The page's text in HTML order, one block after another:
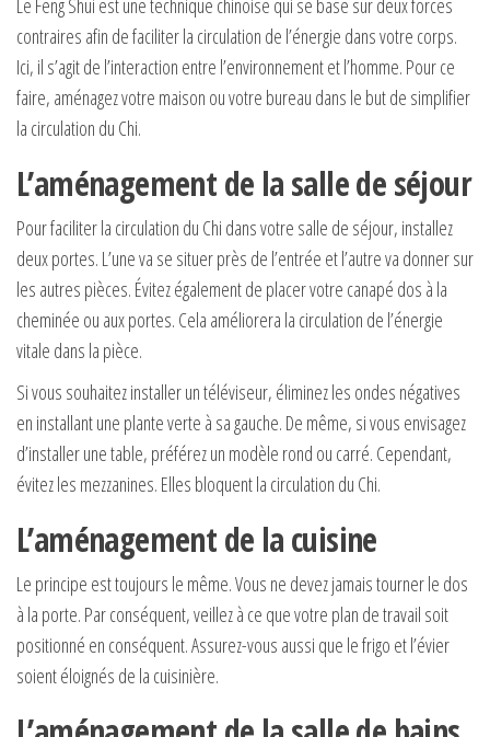
Le Feng Shui est une technique chinoise qui se base sur deux forces
contraires afin de faciliter la circulation de l’énergie dans votre corps.
Ici, il s’agit de l’interaction entre l’environnement et l’homme. Pour ce
faire, aménagez votre maison ou votre bureau dans le but de simplifier
la circulation du Chi.
L’aménagement de la salle de séjour
Pour faciliter la circulation du Chi dans votre salle de séjour, installez
deux portes. L’une va se situer près de l’entrée et l’autre va donner sur
les autres pièces. Évitez également de placer votre canapé dos à la
cheminée ou aux portes. Cela améliorera la circulation de l’énergie
vitale dans la pièce.
Si vous souhaitez installer un téléviseur, éliminez les ondes négatives
en installant une plante verte à sa gauche. De même, si vous envisagez
d’installer une table, préférez un modèle rond ou carré. Cependant,
évitez les mezzanines. Elles bloquent la circulation du Chi.
L’aménagement de la cuisine
Le principe est toujours le même. Vous ne devez jamais tourner le dos
à la porte. Par conséquent, veillez à ce que votre plan de travail soit
positionné en conséquent. Assurez-vous aussi que le frigo et l’évier
soient éloignés de la cuisinière.